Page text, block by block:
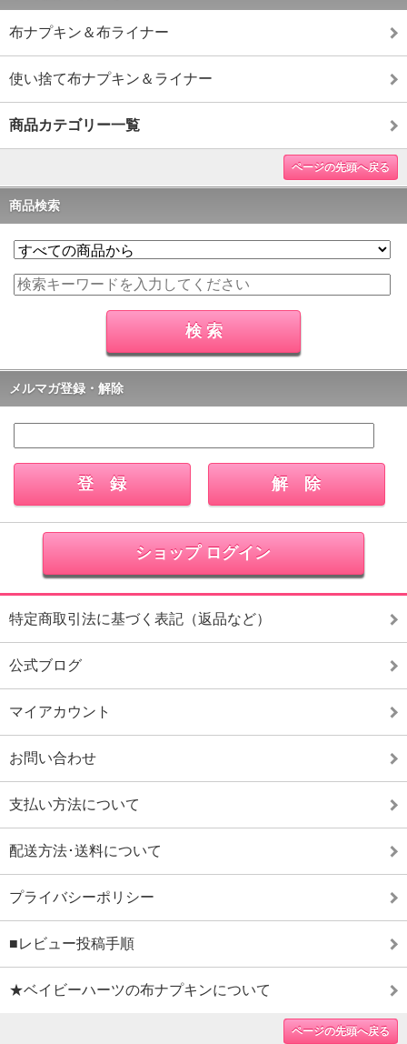
布ナプキン＆布ライナー
使い捨て布ナプキン＆ライナー
商品カテゴリー一覧
ページの先頭へ戻る
商品検索
メルマガ登録・解除
ショップ ログイン
特定商取引法に基づく表記（返品など）
公式ブログ
マイアカウント
お問い合わせ
支払い方法について
配送方法･送料について
プライバシーポリシー
■レビュー投稿手順
★ベイビーハーツの布ナプキンについて
ページの先頭へ戻る